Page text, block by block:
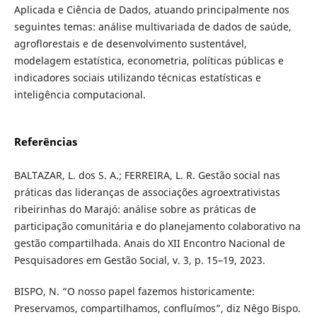
Aplicada e Ciência de Dados, atuando principalmente nos
seguintes temas: análise multivariada de dados de saúde,
agroflorestais e de desenvolvimento sustentável,
modelagem estatística, econometria, políticas públicas e
indicadores sociais utilizando técnicas estatísticas e
inteligência computacional.
Referências
BALTAZAR, L. dos S. A.; FERREIRA, L. R. Gestão social nas
práticas das lideranças de associações agroextrativistas
ribeirinhas do Marajó: análise sobre as práticas de
participação comunitária e do planejamento colaborativo na
gestão compartilhada. Anais do XII Encontro Nacional de
Pesquisadores em Gestão Social, v. 3, p. 15–19, 2023.
BISPO, N. “O nosso papel fazemos historicamente:
Preservamos, compartilhamos, confluímos”, diz Nêgo Bispo.